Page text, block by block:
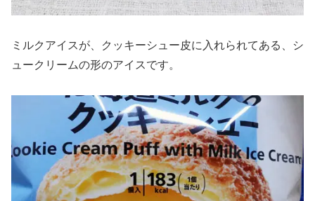
ミルクアイスが、クッキーシュー皮に入れられてある、シ
ュークリームの形のアイスです。